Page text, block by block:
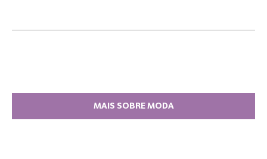
MAIS SOBRE MODA